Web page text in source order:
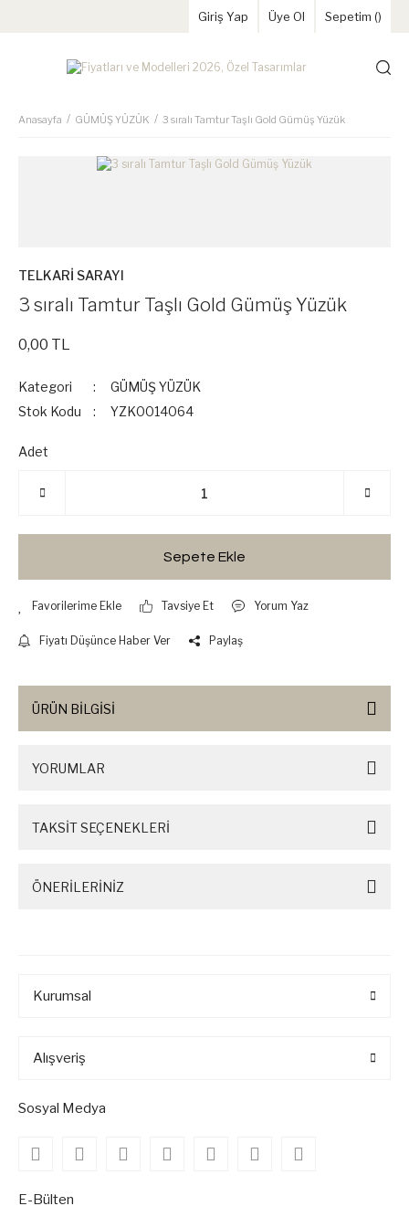
Giriş Yap Üye Ol Sepetim ()
Anasayfa GÜMÜŞ YÜZÜK 3 sıralı Tamtur Taşlı Gold Gümüş Yüzük
TELKARİ SARAYI
3 sıralı Tamtur Taşlı Gold Gümüş Yüzük
0,00 TL
Kategori
GÜMÜŞ YÜZÜK
Stok Kodu
YZK0014064
Adet
Sepete Ekle
Tavsiye Et Yorum Yaz
Fiyatı Düşünce Haber Ver Paylaş
ÜRÜN BİLGİSİ
YORUMLAR
TAKSİT SEÇENEKLERİ
ÖNERİLERİNİZ
Kurumsal
Alışveriş
Sosyal Medya
E-Bülten